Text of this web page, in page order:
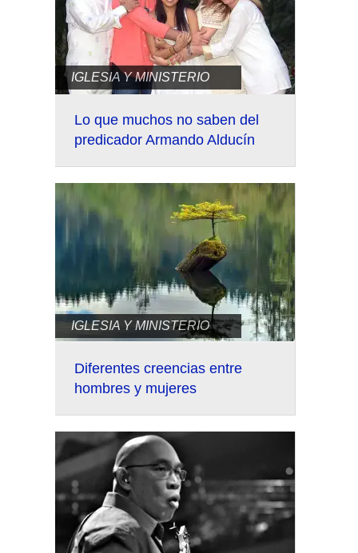
IGLESIA Y MINISTERIO
Lo que muchos no saben del
predicador Armando Alducín
IGLESIA Y MINISTERIO
Diferentes creencias entre
hombres y mujeres